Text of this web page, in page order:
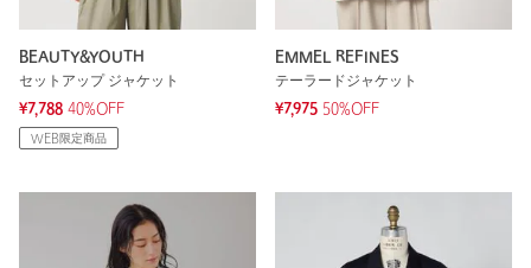
BEAUTY&YOUTH
セットアップ ジャケット
¥7,788 40%OFF
WEB限定商品
EMMEL REFINES
テーラードジャケット
¥7,975 50%OFF